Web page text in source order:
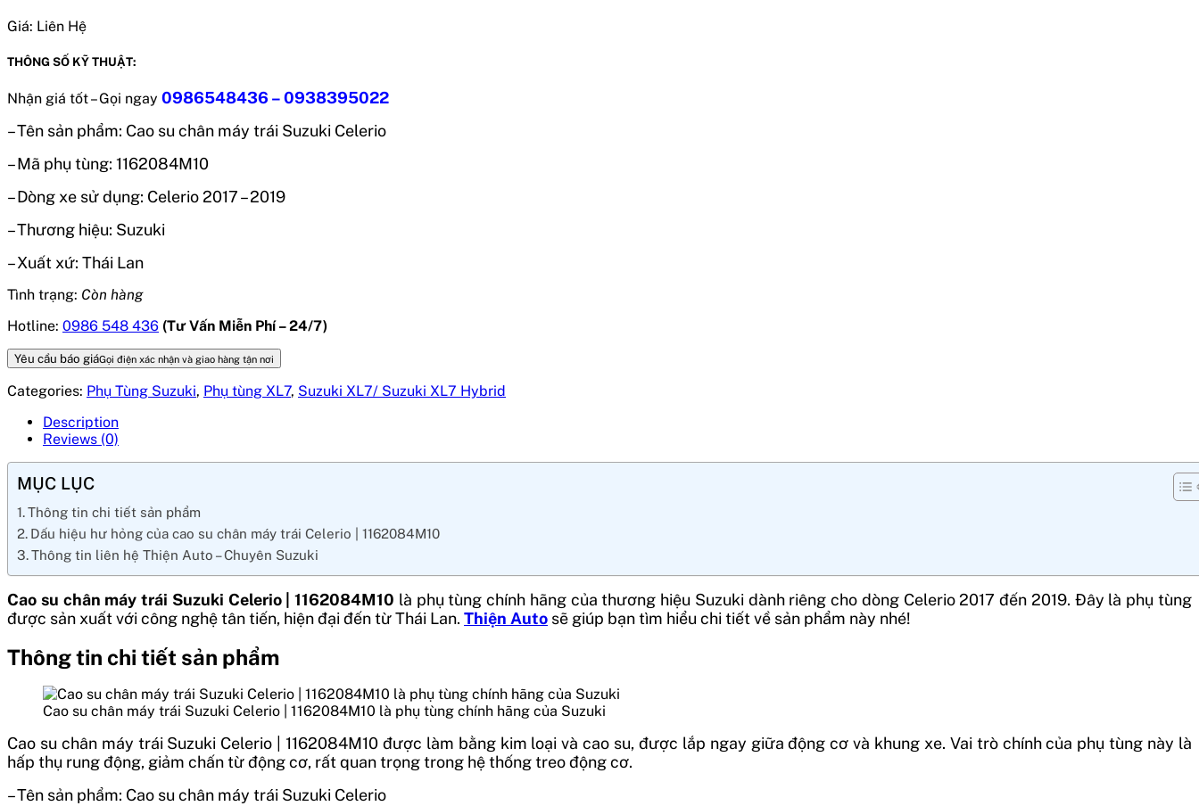
Giá: Liên Hệ
THÔNG SỐ KỸ THUẬT:
Nhận giá tốt – Gọi ngay 0986548436 – 0938395022
– Tên sản phẩm: Cao su chân máy trái Suzuki Celerio
– Mã phụ tùng: 1162084M10
– Dòng xe sử dụng: Celerio 2017 – 2019
– Thương hiệu: Suzuki
– Xuất xứ: Thái Lan
Tình trạng: Còn hàng
Hotline: 0986 548 436 (Tư Vấn Miễn Phí – 24/7)
Yêu cầu báo giáGọi điện xác nhận và giao hàng tận nơi
Categories: Phụ Tùng Suzuki, Phụ tùng XL7, Suzuki XL7/ Suzuki XL7 Hybrid
Description
Reviews (0)
MỤC LỤC
Thông tin chi tiết sản phẩm
Dấu hiệu hư hỏng của cao su chân máy trái Celerio | 1162084M10
Thông tin liên hệ Thiện Auto – Chuyên Suzuki
Cao su chân máy trái Suzuki Celerio | 1162084M10 là phụ tùng chính hãng của thương hiệu Suzuki dành riêng cho dòng Celerio 2017 đến 2019. Đây là phụ tùng
được sản xuất với công nghệ tân tiến, hiện đại đến từ Thái Lan. Thiện Auto sẽ giúp bạn tìm hiểu chi tiết về sản phẩm này nhé!
Thông tin chi tiết sản phẩm
Cao su chân máy trái Suzuki Celerio | 1162084M10 là phụ tùng chính hãng của Suzuki
Cao su chân máy trái Suzuki Celerio | 1162084M10 được làm bằng kim loại và cao su, được lắp ngay giữa động cơ và khung xe. Vai trò chính của phụ tùng này là
hấp thụ rung động, giảm chấn từ động cơ, rất quan trọng trong hệ thống treo động cơ.
– Tên sản phẩm: Cao su chân máy trái Suzuki Celerio